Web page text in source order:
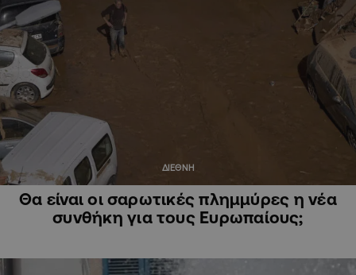
ΔΙΕΘΝΗ
Θα είναι οι σαρωτικές πλημμύρες η νέα
συνθήκη για τους Ευρωπαίους;